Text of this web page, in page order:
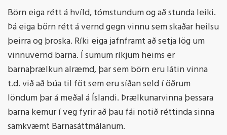
Börn eiga rétt á hvíld, tómstundum og að stunda leiki.
Þá eiga börn rétt á vernd gegn vinnu sem skaðar heilsu
þeirra og þroska. Ríki eiga jafnframt að setja lög um
vinnuvernd barna. Í sumum ríkjum heims er
barnaþrælkun alræmd, þar sem börn eru látin vinna
t.d. við að búa til föt sem eru síðan seld í öðrum
löndum þar á meðal á Íslandi. Þrælkunarvinna þessara
barna kemur í veg fyrir að þau fái notið réttinda sinna
samkvæmt Barnasáttmálanum.